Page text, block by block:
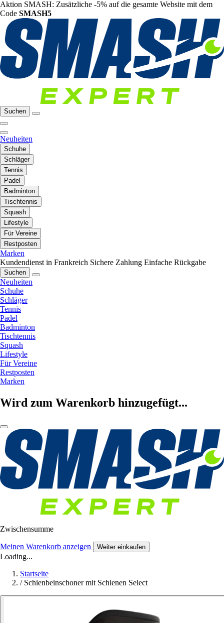
Aktion SMASH: Zusätzliche -5% auf die gesamte Website mit dem
Code SMASH5
Suchen
Neuheiten
Schuhe
Schläger
Tennis
Padel
Badminton
Tischtennis
Squash
Lifestyle
Für Vereine
Restposten
Marken
Kundendienst in Frankreich Sichere Zahlung Einfache Rückgabe
Suchen
Neuheiten
Schuhe
Schläger
Tennis
Padel
Badminton
Tischtennis
Squash
Lifestyle
Für Vereine
Restposten
Marken
Wird zum Warenkorb hinzugefügt...
Zwischensumme
Meinen Warenkorb anzeigen Weiter einkaufen
Loading...
Startseite
/ Schienbeinschoner mit Schienen Select